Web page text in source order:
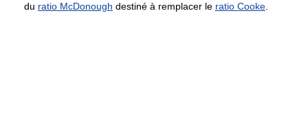
du ratio McDonough destiné à remplacer le ratio Cooke